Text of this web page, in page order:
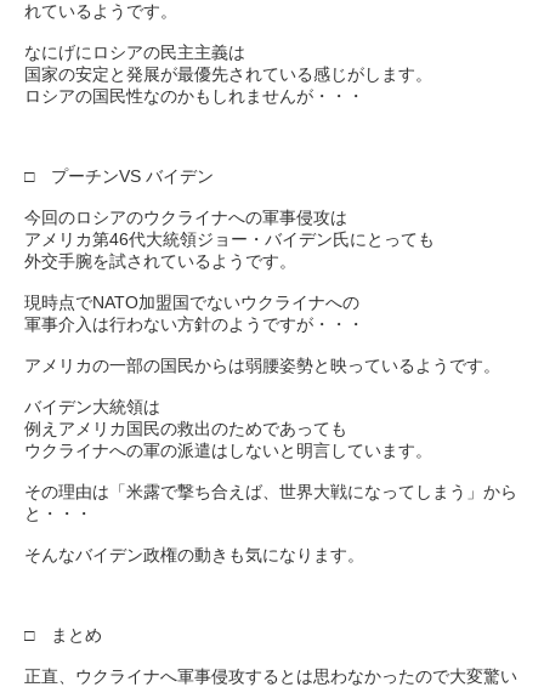
れているようです。
なにげにロシアの民主主義は
国家の安定と発展が最優先されている感じがします。
ロシアの国民性なのかもしれませんが・・・
□ プーチンVS バイデン
今回のロシアのウクライナへの軍事侵攻は
アメリカ第46代大統領ジョー・バイデン氏にとっても
外交手腕を試されているようです。
現時点でNATO加盟国でないウクライナへの
軍事介入は行わない方針のようですが・・・
アメリカの一部の国民からは弱腰姿勢と映っているようです。
バイデン大統領は
例えアメリカ国民の救出のためであっても
ウクライナへの軍の派遣はしないと明言しています。
その理由は「米露で撃ち合えば、世界大戦になってしまう」から
と・・・
そんなバイデン政権の動きも気になります。
□ まとめ
正直、ウクライナへ軍事侵攻するとは思わなかったので大変驚い